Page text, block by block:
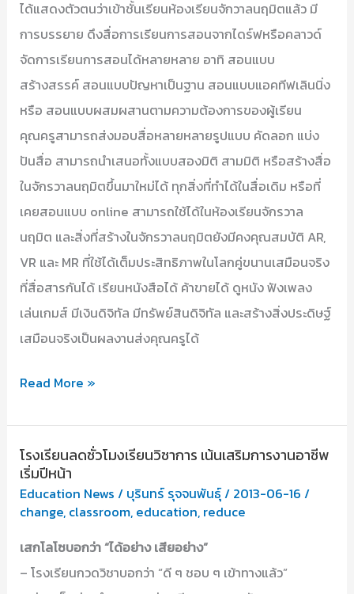
ได้แสดงตัวตนว่าเข้าชั้นเรียนห้องเรียนจักวาลนฤมิตแล้ว มี
การบรรยาย ดึงสื่อการเรียนการสอนจากไดร์ฟหรือคลาวด์
จัดการเรียนการสอนได้หลายหลาย อาทิ สอนแบบ
สร้างสรรค์ สอนแบบปัญหาเป็นฐาน สอนแบบแอคทีฟเลินนิ่ง
หรือ สอนแบบผสมผสานตามความต้องการของผู้เรียน
คุณครูสามารถส่งมอบสื่อหลายหลายรูปแบบ คัดลอก แบ่ง
ปันสื่อ สามารถนำเสนอทั้งแบบสองมิติ สามมิติ หรือสร้างสื่อ
ในจักรวาลนฤมิตขึ้นมาใหม่ได้ ทุกสิ่งที่ทำได้ในสื่อเดิม หรือที่
เคยสอนแบบ online สามารถใช้ได้ในห้องเรียนจักรวาล
นฤมิต และสิ่งที่สร้างในจักรวาลนฤมิตยังมีคงคุณสมบัติ AR,
VR และ MR ที่ใช้ได้เต็มประสิทธิภาพในโลกคู่ขนานเสมือนจริง
ที่สื่อสารกันได้ เรียนหนังสือได้ ค้าขายได้ ดูหนัง ฟังเพลง
เล่นเกมส์ มีเงินดิจิทัล มีทรัพย์สินดิจิทัล และสร้างสิ่งประดิษฐ์
เสมือนจริงเป็นผลงานส่งคุณครูได้
ห้องเรียน
นฤมิต
Read More »
โรงเรียนลดชั่วโมงเรียนวิชาการ เน้นเสริมการงานอาชีพ
เริ่มปีหน้า
Education News / บุรินทร์ รุจจนพันธุ์/ 2013-06-16/
change, classroom, education, reduce
เสกโลโซบอกว่า “ได้อย่าง เสียอย่าง”
– โรงเรียนกวดวิชาบอกว่า “ดี ๆ ชอบ ๆ เข้าทางแล้ว”